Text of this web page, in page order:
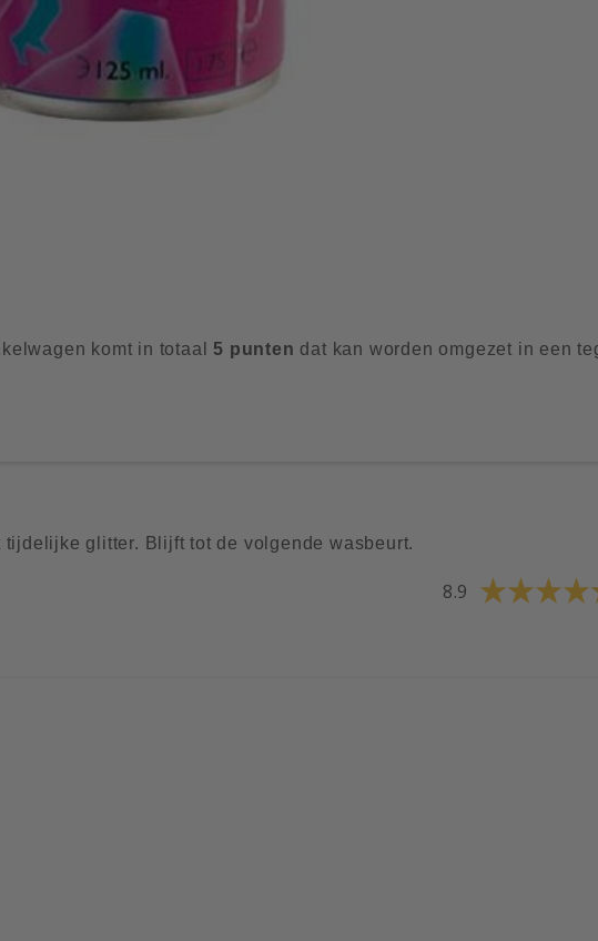
komt in totaal 5 punten dat kan worden omgezet in een
glitter. Blijft tot de volgende wasbeurt.
8.9